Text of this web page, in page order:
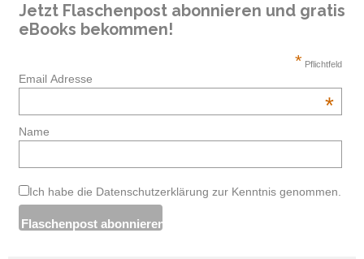
Jetzt Flaschenpost abonnieren und gratis
eBooks bekommen!
* Pflichtfeld
Email Adresse
*
Name
Ich habe die Datenschutzerklärung zur Kenntnis genommen.